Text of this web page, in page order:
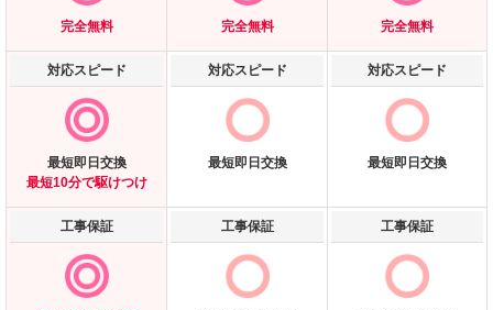
完全無料 完全無料 完全無料
対応スピード
最短即日交換
最短10分で駆けつけ
対応スピード
最短即日交換
対応スピード
最短即日交換
工事保証 工事保証 工事保証